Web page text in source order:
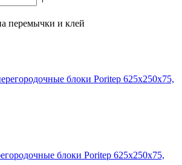
перемычки и клей
блоки Poritep 625х250х75,